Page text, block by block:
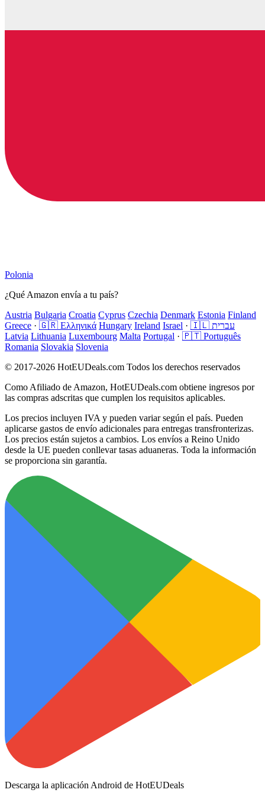
Polonia
¿Qué Amazon envía a tu país?
Austria Bulgaria Croatia Cyprus Czechia Denmark Estonia Finland
Greece · 🇬🇷 Ελληνικά Hungary Ireland Israel ·
🇮🇱 עברית
Latvia Lithuania Luxembourg Malta Portugal · 🇵🇹 Português
Romania Slovakia Slovenia
© 2017-2026 HotEUDeals.com Todos los derechos reservados
Como Afiliado de Amazon, HotEUDeals.com obtiene ingresos por
las compras adscritas que cumplen los requisitos aplicables.
Los precios incluyen IVA y pueden variar según el país. Pueden
aplicarse gastos de envío adicionales para entregas transfronterizas.
Los precios están sujetos a cambios. Los envíos a Reino Unido
desde la UE pueden conllevar tasas aduaneras. Toda la información
se proporciona sin garantía.
Descarga la aplicación Android de HotEUDeals